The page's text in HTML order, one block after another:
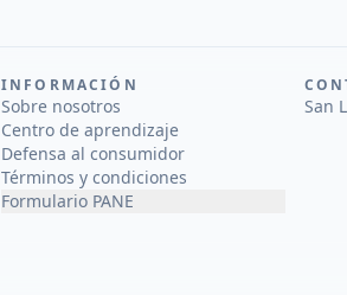
INFORMACIÓN
Sobre nosotros
Centro de aprendizaje
Defensa al consumidor
Términos y condiciones
Formulario PANE
San